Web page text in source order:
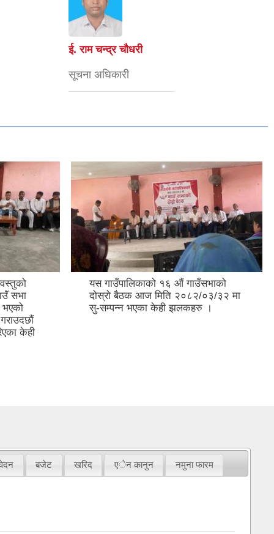
ई. राम चन्द्र चाैधरी
सूचना अधिकारी
सभा
केही
यस गाउँपालिकाको १६ औं गाउँसभाको
दोस्रो बैठक आज मिति २०८२/०३/३२ मा
सु-सम्पन्न भएका केही झलकहरु ।
बजेट खरिद एेन कानुन नमुना फारम